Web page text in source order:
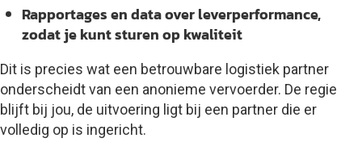
Rapportages en dataover leverperformance,
zodat je kunt sturen op kwaliteit
Dit is precies wat een betrouwbare logistiek partner
onderscheidt van een anonieme vervoerder. De regie
blijft bij jou, de uitvoering ligt bij een partner die er
volledig op is ingericht.